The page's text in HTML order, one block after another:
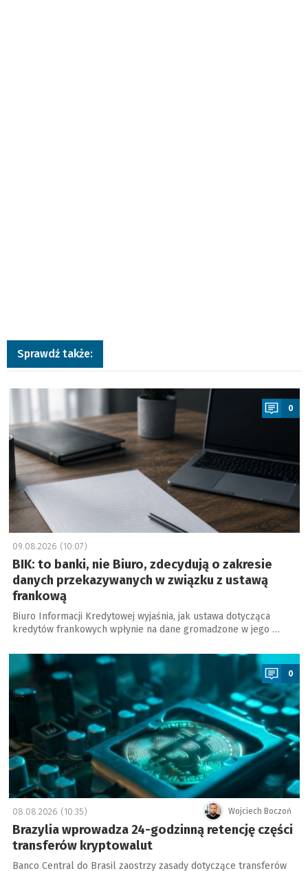
Sprawdź także:
a
0
09.08.2026 (10:07)
BIK: to banki, nie Biuro, zdecydują o zakresie
danych przekazywanych w związku z ustawą
frankową
Biuro Informacji Kredytowej wyjaśnia, jak ustawa dotycząca
kredytów frankowych wpłynie na dane gromadzone w jego …
a
0
Wojciech Boczoń
08.08.2026 (10:35)
Brazylia wprowadza 24-godzinną retencję części
transferów kryptowalut
Banco Central do Brasil zaostrzy zasady dotyczące transferów